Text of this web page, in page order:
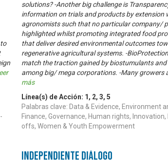
solutions? -Another big challenge is
information on trials and products by extension
agronomists such that no particular company/
highlighted whilst promoting integrated food
that deliver desired environmental outcomes
regenerative agricultural systems. -
match the traction gained by biostumulants
among big/ mega corporations. -Many growers
más
Línea(s) de Acción: 1 , 2, 3, 5
Palabras clave: Data & Evidence, Environment
Finance, Governance, Human rights, Innovation,
offs, Women & Youth Empowerment
Independiente Diálogo